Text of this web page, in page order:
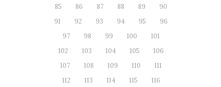
85
86 87 88 89
90
91
92 93 94 95
96
97
98 99 100
101
102
103 104 105
106
107
108 109 110
111
112
113 114 115
116